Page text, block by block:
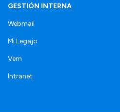
GESTIÓN INTERNA
Webmail
Mi Legajo
Vem
Intranet